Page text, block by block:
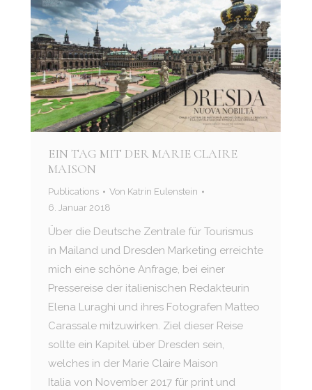
EIN TAG MIT DER MARIE CLAIRE
MAISON
Publications Von Katrin Eulenstein
6. Januar 2018
Über die Deutsche Zentrale für Tourismus
in Mailand und Dresden Marketing erreichte
mich eine schöne Anfrage, bei einer
Pressereise der italienischen Redakteurin
Elena Luraghi und ihres Fotografen Matteo
Carassale mitzuwirken. Ziel dieser Reise
sollte ein Kapitel über Dresden sein,
welches in der Marie Claire Maison
Italia von November 2017 für print und